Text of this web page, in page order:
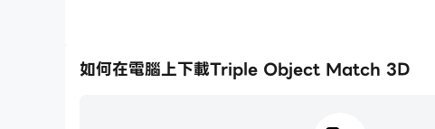
如何在電腦上下載Triple Object Match 3D